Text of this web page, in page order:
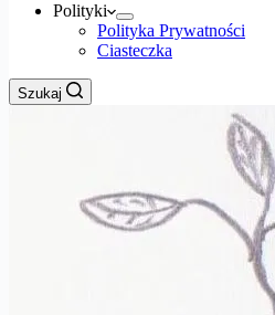
Polityki
Polityka Prywatności
Ciasteczka
Szukaj